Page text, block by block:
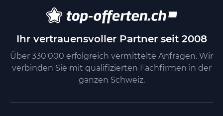
Ihr vertrauensvoller Partner seit 2008
Über 330'000 erfolgreich vermittelte Anfragen. Wir
verbinden Sie mit qualifizierten Fachfirmen in der
ganzen Schweiz.